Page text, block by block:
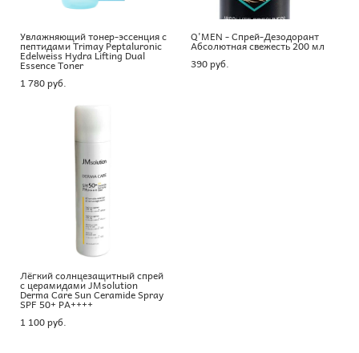
Увлажняющий тонер-эссенция с
пептидами Trimay Peptaluronic
Edelweiss Hydra Lifting Dual
Essence Toner
1 780 pуб.
Q'MEN - Спрей-Дезодорант
Абсолютная свежесть 200 мл
390 pуб.
Лёгкий солнцезащитный спрей
с церамидами JMsolution
Derma Care Sun Ceramide Spray
SPF 50+ PA++++
1 100 pуб.